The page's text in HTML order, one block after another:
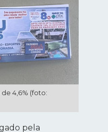
4,6% (foto:
pela